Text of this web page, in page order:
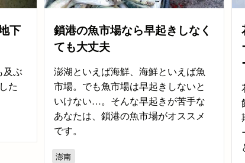
下
及ぶ
た
鎖港の魚市場なら早起きしなく
ても大丈夫
澎湖といえば海鮮、海鮮といえば魚
市場。でも魚市場は早起きしないと
いけない…。そんな早起きが苦手な
あなたは、鎖港の魚市場がオススメ
です。
澎南